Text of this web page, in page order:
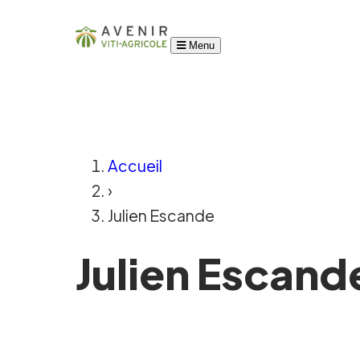
Menu
Accueil
›
Julien Escande
Julien